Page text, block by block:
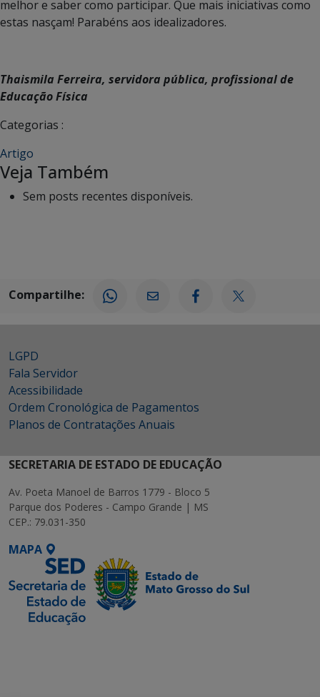
melhor e saber como participar. Que mais iniciativas como
estas nasçam! Parabéns aos idealizadores.
Thaismila Ferreira, servidora pública, profissional de
Educação Física
Categorias :
Artigo
Veja Também
Sem posts recentes disponíveis.
Compartilhe:
LGPD
Fala Servidor
Acessibilidade
Ordem Cronológica de Pagamentos
Planos de Contratações Anuais
SECRETARIA DE ESTADO DE EDUCAÇÃO
Av. Poeta Manoel de Barros 1779 - Bloco 5
Parque dos Poderes - Campo Grande | MS
CEP.: 79.031-350
MAPA